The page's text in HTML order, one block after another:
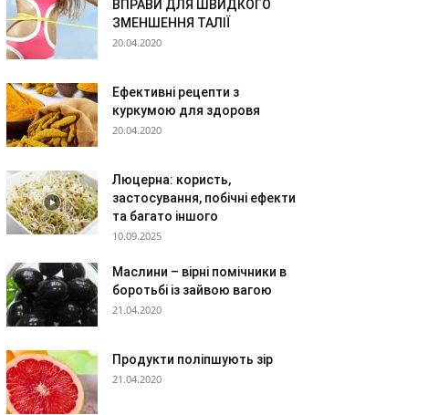
ВПРАВИ ДЛЯ ШВИДКОГО
ЗМЕНШЕННЯ ТАЛІЇ
20.04.2020
Ефективні рецепти з
куркумою для здоровя
20.04.2020
Люцерна: користь,
застосування, побічні ефекти
та багато іншого
10.09.2025
Маслини – вірні помічники в
боротьбі із зайвою вагою
21.04.2020
Продукти поліпшують зір
21.04.2020